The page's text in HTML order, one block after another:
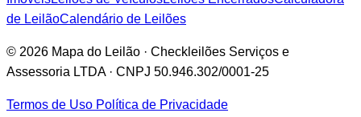
de LeilãoCalendário de Leilões
© 2026 Mapa do Leilão · Checkleilões Serviços e
Assessoria LTDA · CNPJ 50.946.302/0001-25
Termos de Uso Política de Privacidade